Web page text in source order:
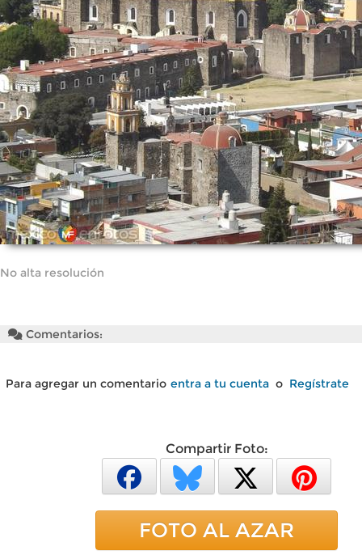
No alta resolución
Comentarios:
Para agregar un comentario entra a tu cuenta o Regístrate
Compartir Foto:
FOTO AL AZAR